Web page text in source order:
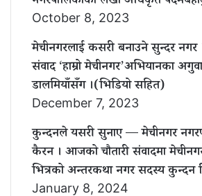
October 8, 2023
मेचीनगरलाई कसरी बनाउने सुन्दर
संवाद ‘हाम्रो मेचीनगर’अभियानका
डालमियाँसँग ।(भिडियो सहित)
December 7, 2023
कुन्दनले यसरी सुनाए — मेचीनगर
कैरन । आजको चौतारी संवादमा
भित्रको अन्तरकथा नगर सदस्य कुन्दन
January 8, 2024